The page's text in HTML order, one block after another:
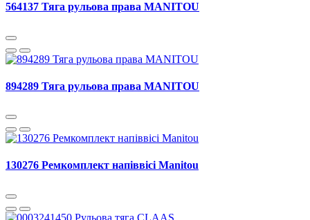
564137 Тяга рульова права MANITOU
894289 Тяга рульова права MANITOU
130276 Ремкомплект напіввісі Manitou